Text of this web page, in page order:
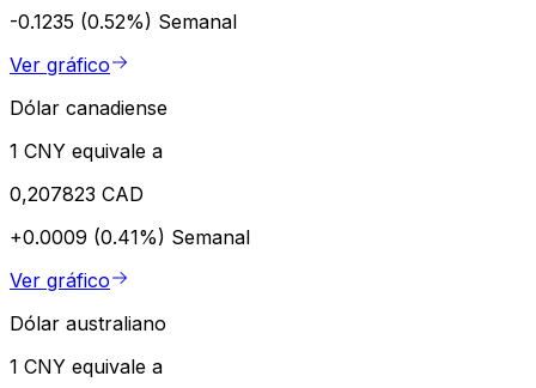
-0.1235 (0.52%) Semanal
Ver gráfico
Dólar canadiense
1 CNY equivale a
0,207823 CAD
+0.0009 (0.41%) Semanal
Ver gráfico
Dólar australiano
1 CNY equivale a